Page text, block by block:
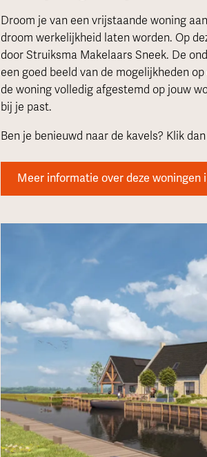
Droom je van een vrijstaande woning
droom werkelijkheid laten worden. Op
door Struiksma Makelaars Sneek. De
een goed beeld van de mogelijkheden
de woning volledig afgestemd op jouw
bij je past.
Ben je benieuwd naar de kavels? Klik
Meer informatie over deze woningen